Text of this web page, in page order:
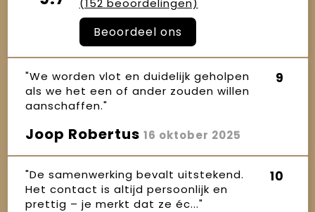
Beoordeel ons
"We worden vlot en duidelijk geholpen
als we het een of ander zouden willen
aanschaffen."
9
Joop Robertus 16 oktober 2025
"De samenwerking bevalt uitstekend.
Het contact is altijd persoonlijk en
prettig – je merkt dat ze éc..."
10